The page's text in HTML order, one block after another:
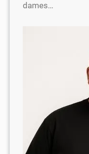
dames…